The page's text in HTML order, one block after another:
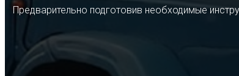
Предварительно подготовив необходимые